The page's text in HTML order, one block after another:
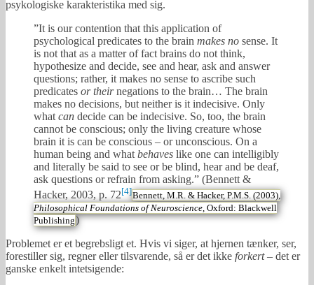
psykologiske karakteristika med sig.
”It is our contention that this application of
psychological predicates to the brain makes no sense. It
is not that as a matter of fact brains do not think,
hypothesize and decide, see and hear, ask and answer
questions; rather, it makes no sense to ascribe such
predicates or theirnegations to the brain… The brain
makes no decisions, but neither is it indecisive. Only
what can decide can be indecisive. So, too, the brain
cannot be conscious; only the living creature whose
brain it is can be conscious – or unconscious. On a
human being and what behaves like one can intelligibly
and literally be said to see or be blind, hear and be deaf,
ask questions or refrain from asking.” (Bennett &
Hacker, 2003, p. 72[4]Bennett, M.R. & Hacker, P.M.S. (2003),
Philosophical Foundations of Neuroscience , Oxford: Blackwell
Publishing)
Problemet er et begrebsligt et. Hvis vi siger, at hjernen tænker, ser,
forestiller sig, regner eller tilsvarende, så er det ikke forkert– det er
ganske enkelt intetsigende: